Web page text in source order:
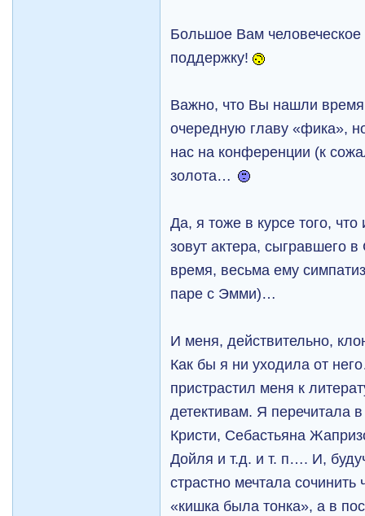
Большое Вам
поддержку!
Важно, что Вы нашли время
очередную главу «фика»,
нас на конференции (к
золота…
Да, я тоже в курсе того,
зовут актера, сыгравшего
время, весьма ему
паре с Эмми)…
И меня, действительно,
Как бы я ни уходила от
пристрастил меня к
детективам. Я перечитала
Кристи, Себастьяна
Дойля и т.д. и т. п…. И,
страстно мечтала
«кишка была тонка», а в